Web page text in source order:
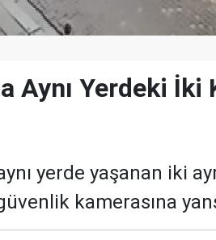
Aynı Yerdeki İki
yerde yaşanan iki
kamerasına